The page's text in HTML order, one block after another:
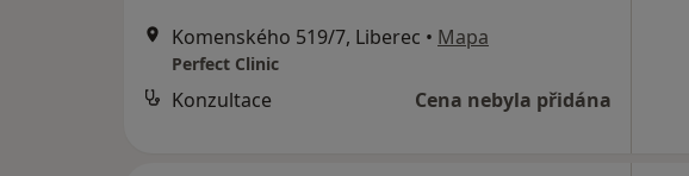
Komenského 519/7, Liberec • Mapa
Perfect Clinic
Konzultace Cena nebyla přidána